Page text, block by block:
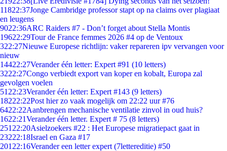
11822:37Jonge Cambridge professor stapt op na claims over plagiaat
en leugens
9022:36ARC Raiders #7 - Don’t forget about Stella Montis
19622:29Tour de France femmes 2026 #4 op de Ventoux
322:27Nieuwe Europese richtlijn: vaker repareren ipv vervangen voor
nieuw
14422:27Verander één letter: Expert #91 (10 letters)
3222:27Congo verbiedt export van koper en kobalt, Europa zal
gevolgen voelen
51 22:23Verander één letter: Expert #143 (9 letters)
18222:22Post hier zo vaak mogelijk om 22:22 uur #76
6422:22Aanbrengen mechanische ventilatie zinvol in oud huis?
1622:21Verander één letter. Expert # 75 (8 letters)
251 22:20Asielzoekers #22 : Het Europese migratiepact gaat in
23222:18Israel en Gaza #17
201 22:16Verander een letter expert (7lettereditie) #50